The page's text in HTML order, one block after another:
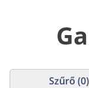
Szűrő (0)